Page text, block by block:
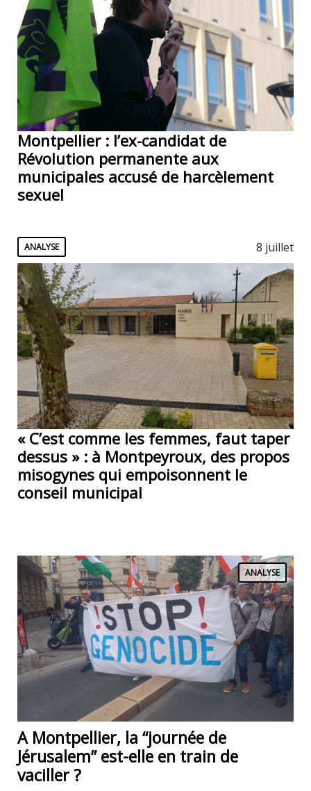
Montpellier : l’ex-candidat de
Révolution permanente aux
municipales accusé de harcèlement
sexuel
ANALYSE 8 juillet
« C’est comme les femmes, faut taper
dessus » : à Montpeyroux, des propos
misogynes qui empoisonnent le
conseil municipal
ANALYSE
A Montpellier, la “journée de
Jérusalem” est-elle en train de
vaciller ?